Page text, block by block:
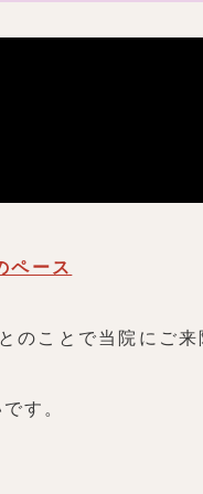
ース
ことで当院にご来
す。